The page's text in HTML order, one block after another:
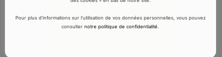
Pour plus d’informations sur l’utilisation de vos données personnelles, vous pouvez
consulternotre politique de confidentialité.